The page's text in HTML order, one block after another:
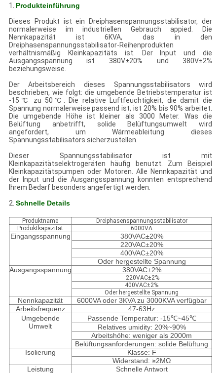
1. Produkteinführung
Dieses Produkt ist ein Dreiphasenspannungsstabilisator, der
normalerweise im industriellen Gebrauch appied. Die
Nennkapazität ist 6KVA, das in den
Dreiphasenspannungsstabilisator-Reihenprodukten
verhältnismäßig Kleinkapazitäts ist. Der Input und die
Ausgangsspannung ist 380V±20% und 380V±2%
beziehungsweise.
Der Arbeitsbereich dieses Spannungsstabilisators wird
beschrieben, wie folgt: die umgebende Betriebstemperatur ist
-15℃ zu 50℃. Die relative Luftfeuchtigkeit, die damit die
Spannung normalerweise passend ist, ist 20% bis 90% arbeitet.
Die umgebende Höhe ist kleiner als 3000 Meter. Was die
Belüftung anbetrifft, solide Belüftungsumwelt wird
angefordert, um Wärmeableitung dieses
Spannungsstabilisators sicherzustellen.
Dieser Spannungsstabilisator ist mit
Kleinkapazitätselektrogeräten häufig benutzt. Zum Beispiel
Kleinkapazitätspumpen oder Motoren. Alle Nennkapazität und
der Input und die Ausgangsspannung konnten entsprechend
Ihrem Bedarf besonders angefertigt werden.
2. Schnelle Details
Produktname
Dreiphasenspannungsstabilisator
Produktkapazität
6000VA
Eingangsspannung
380VAC±20%
220VAC±20%
400VAC±20%
Oder hergestellte Spannung
Ausgangsspannung
380VAC±2%
220VAC±2%
400VAC±2%
Oder hergestellte Spannung
Nennkapazität
6000VA oder 3KVA zu 3000KVA verfügbar
Arbeitsfrequenz
47-63Hz
Umgebende
Umwelt
Passende Temperatur: -15℃~45℃
Relatives umidity: 20%~90%
Arbeitshöhe: weniger als 2000m
Belüftungsanforderungen: solide Belüftung
Isolierung
Klasse: F
Widerstand: ≥2MΩ
Leistung
Schnelle Antwort